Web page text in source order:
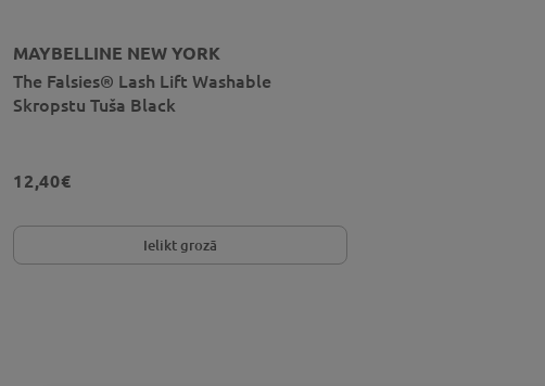
MAYBELLINE NEW YORK
The Falsies® Lash Lift Washable
Skropstu Tuša Black
12,40€
Ielikt grozā